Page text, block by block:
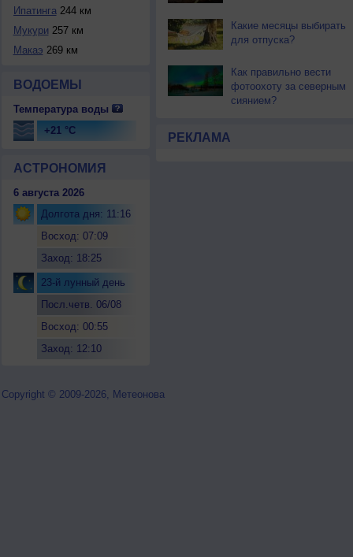
Ипатинга244 км
Мукури 257 км
Макаэ 269 км
ВОДОЕМЫ
Температура воды
+21 °C
АСТРОНОМИЯ
6 августа 2026
Долгота дня: 11:16
Восход: 07:09
Заход: 18:25
23-й лунный день
Посл.четв. 06/08
Восход: 00:55
Заход: 12:10
Какие месяцы выбирать
для отпуска?
Как правильно вести
фотоохоту за северным
сиянием?
РЕКЛАМА
Copyright © 2009-2026, Метеонова